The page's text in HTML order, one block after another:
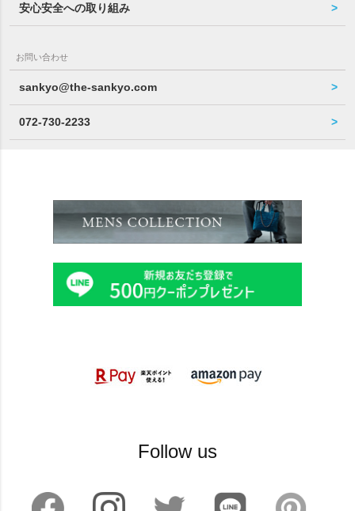
安心安全への取り組み
お問い合わせ
sankyo@the-sankyo.com
072-730-2233
Follow us